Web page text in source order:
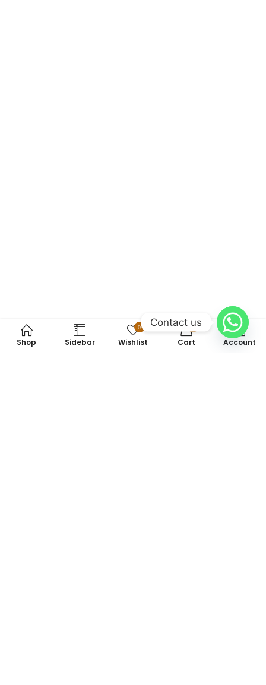
Shop Sidebar
0
Wishlist
0
Cart Account
Contact us